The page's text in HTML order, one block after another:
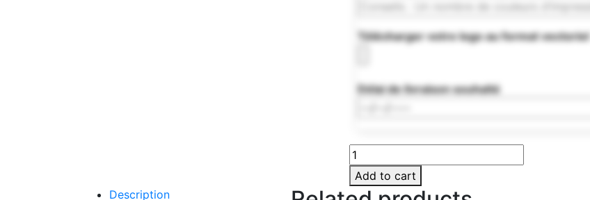
Télécharger votre logo au format vectoriel
Délai de livraison souhaité
MO9532-
13
quantity
Add to cart
Description